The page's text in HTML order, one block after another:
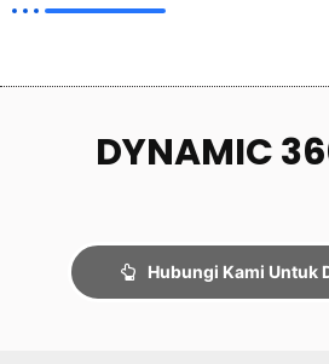
DYNAMIC
Hubungi Kami Untuk